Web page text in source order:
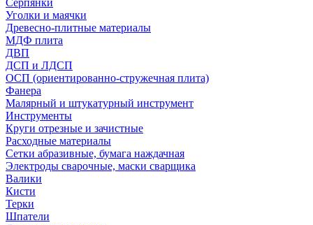
Серпянки
Уголки и маячки
Древесно-плитные материалы
МДФ плита
ДВП
ДСП и ЛДСП
ОСП (ориентированно-стружечная плита)
Фанера
Малярный и штукатурный инструмент
Инструменты
Круги отрезные и зачистные
Расходные материалы
Сетки абразивные, бумага наждачная
Электроды сварочные, маски сварщика
Валики
Кисти
Терки
Шпатели